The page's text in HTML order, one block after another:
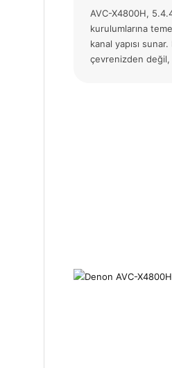
AVC-X4800H,
kurulumlarına
kanal yapısı
çevrenizden